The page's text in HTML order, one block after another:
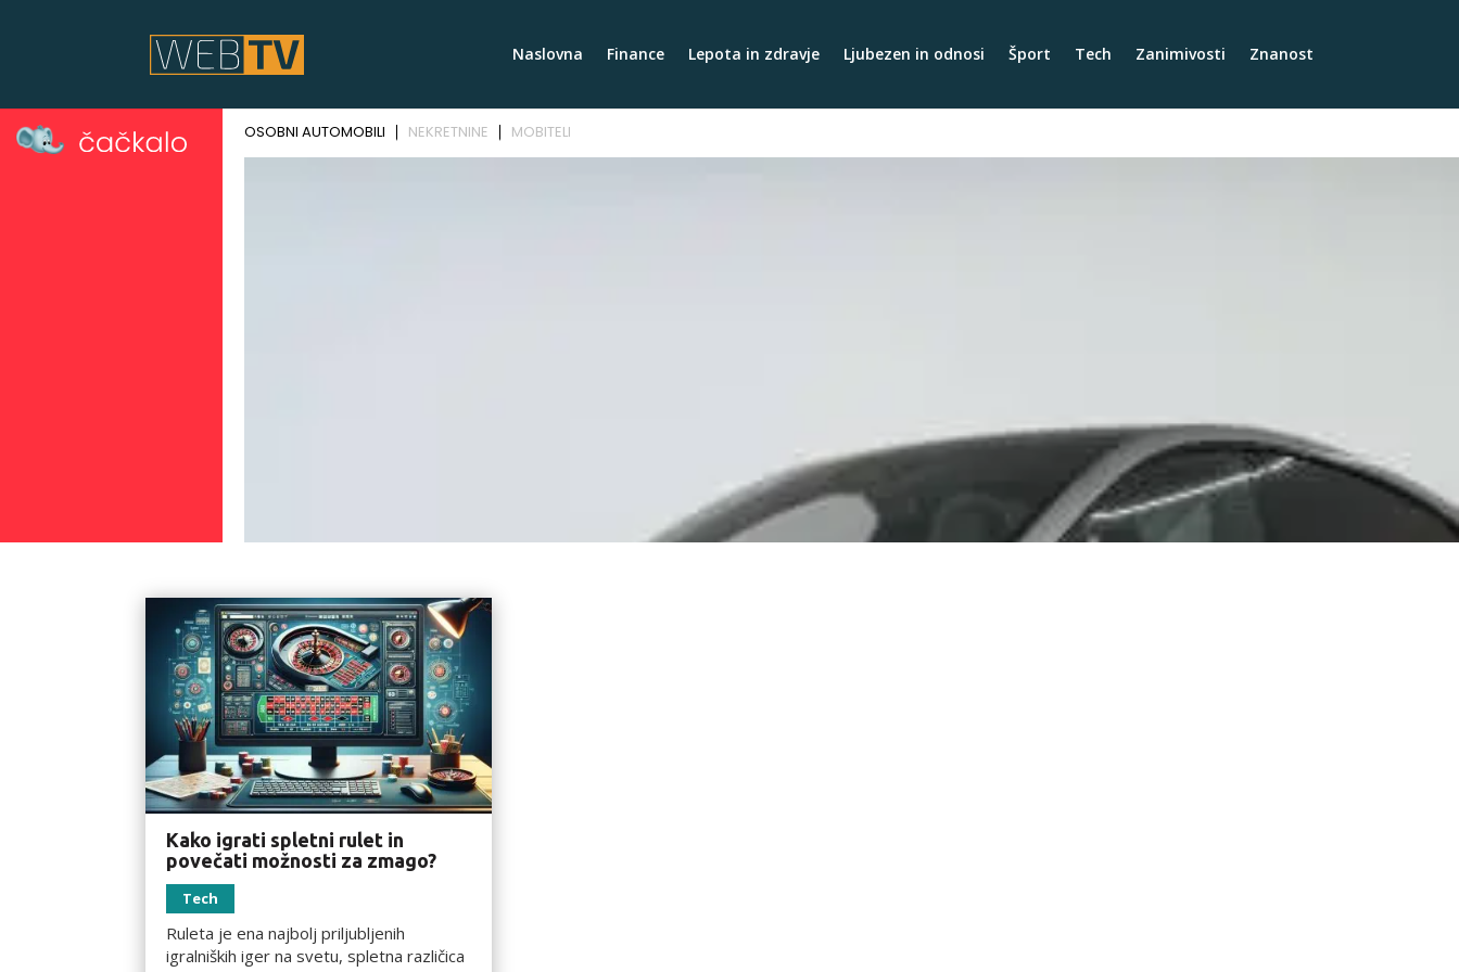
Naslovna Finance Lepota in zdravje Ljubezen in odnosi Šport Tech Zanimivosti Znanost
Kako igrati spletni rulet in
povečati možnosti za zmago?
Tech
Ruleta je ena najbolj priljubljenih
igralniških iger na svetu, spletna različica